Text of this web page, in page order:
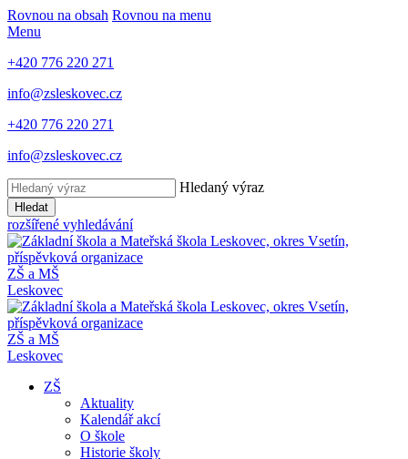
Rovnou na obsah Rovnou na menu
Menu
+420 776 220 271
info@zsleskovec.cz
+420 776 220 271
info@zsleskovec.cz
Hledaný výraz
Hledat
rozšířené vyhledávání
ZŠ a MŠ
Leskovec
ZŠ a MŠ
Leskovec
ZŠ
Aktuality
Kalendář akcí
O škole
Historie školy